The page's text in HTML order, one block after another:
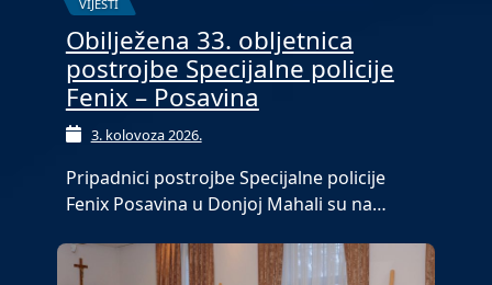
VIJESTI
Obilježena 33. obljetnica
postrojbe Specijalne policije
Fenix – Posavina
3. kolovoza 2026.
Pripadnici postrojbe Specijalne policije
Fenix Posavina u Donjoj Mahali su na…